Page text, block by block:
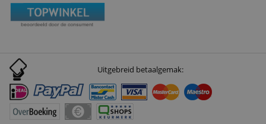
Uitgebreid betaalgemak: